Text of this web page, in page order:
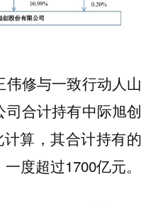
修与一致行动人山
合计持有中际旭创
算，其合计持有的
度超过1700亿元。